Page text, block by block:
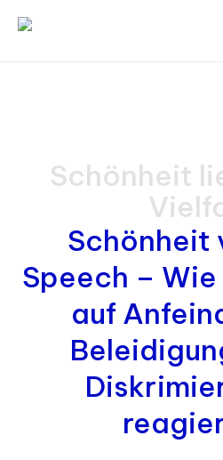
Inhalt
Schönheit
Schönheit
Speech –
auf